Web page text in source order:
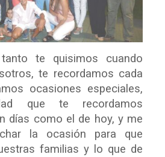
te quisimos cuando
te recordamos cada
ocasiones especiales,
que te recordamos
días como el de hoy, y me
la ocasión para que
familias y lo que de